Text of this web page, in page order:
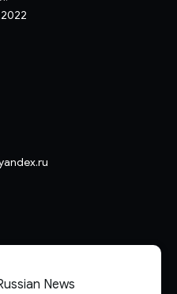
зарегистрировано в
в сфере связи,
News